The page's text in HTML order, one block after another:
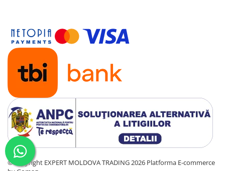
©Copyright EXPERT MOLDOVA TRADING 2026 Platforma E-commerce